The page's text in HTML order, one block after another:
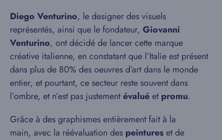
Diego Venturino, le designer des visuels
représentés, ainsi que le fondateur, Giovanni
Venturino, ont décidé de lancer cette marque
créative italienne, en constatant que l’Italie est présent
dans plus de 80% des oeuvres d’art dans le monde
entier, et pourtant, ce secteur reste souvent dans
l’ombre, et n’est pas justementévaluéetpromu.
Grâce à des graphismes entièrement fait à la
main, avec la réévaluation des peintureset de